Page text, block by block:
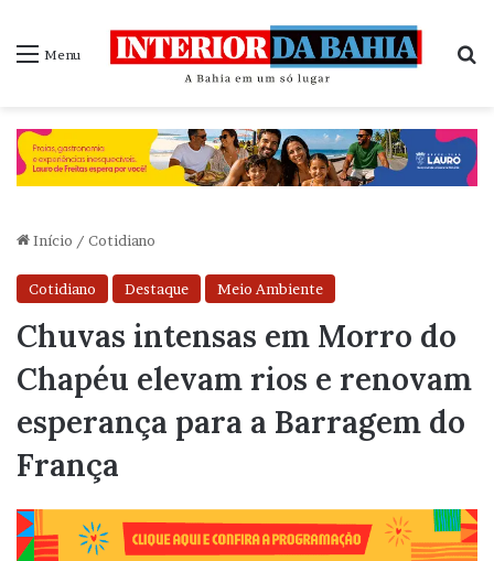
Menu
Início / Cotidiano
Cotidiano Destaque Meio Ambiente
Chuvas intensas em Morro do
Chapéu elevam rios e renovam
esperança para a Barragem do
França